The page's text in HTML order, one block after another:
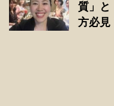
質」と
方必見